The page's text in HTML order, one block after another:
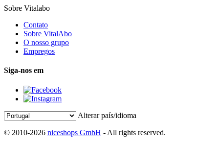
Sobre Vitalabo
Contato
Sobre VitalAbo
O nosso grupo
Empregos
Siga-nos em
Alterar país/idioma
© 2010-2026 niceshops GmbH - All rights reserved.